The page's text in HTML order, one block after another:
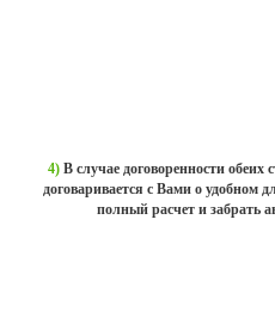
4)В случае договоренности обеих
договаривается с Вами о удобном
полный расчет и забрать